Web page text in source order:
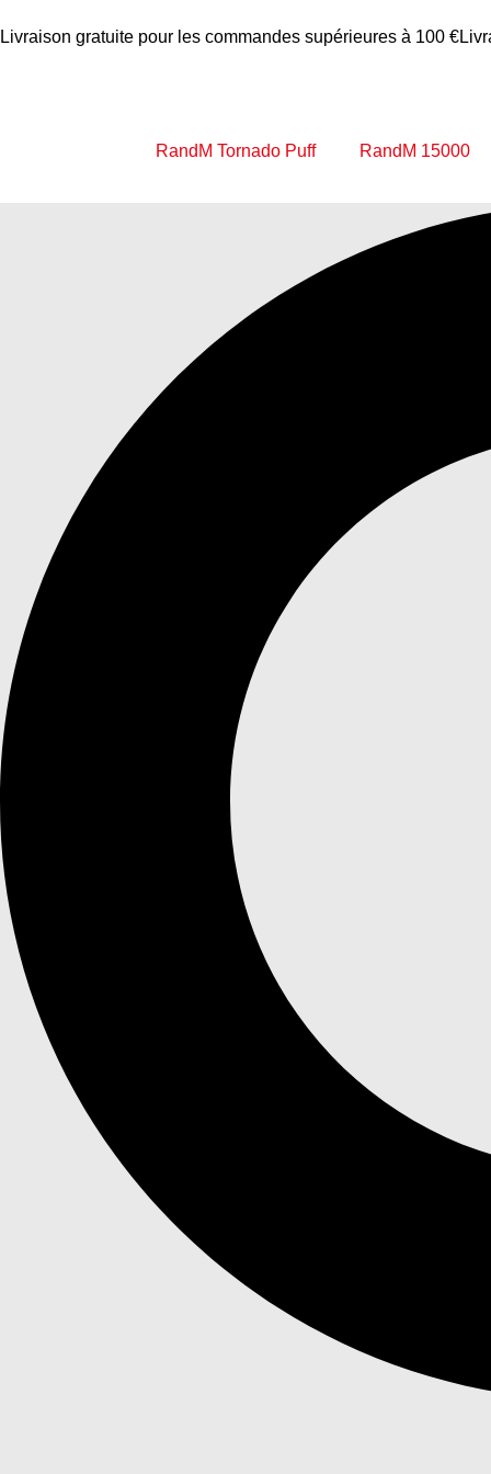
Livraison gratuite pour les commandes supérieures à 100 €
RandM Tornado Puff RandM 15000